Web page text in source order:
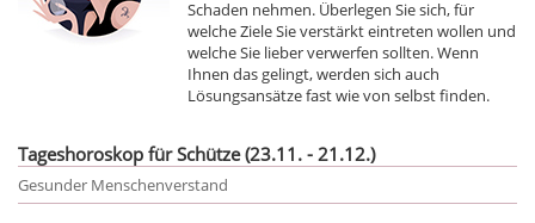
Schaden nehmen. Überlegen Sie sich, für
welche Ziele Sie verstärkt eintreten wollen und
welche Sie lieber verwerfen sollten. Wenn
Ihnen das gelingt, werden sich auch
Lösungsansätze fast wie von selbst finden.
Tageshoroskop für Schütze (23.11. - 21.12.)
Gesunder Menschenverstand